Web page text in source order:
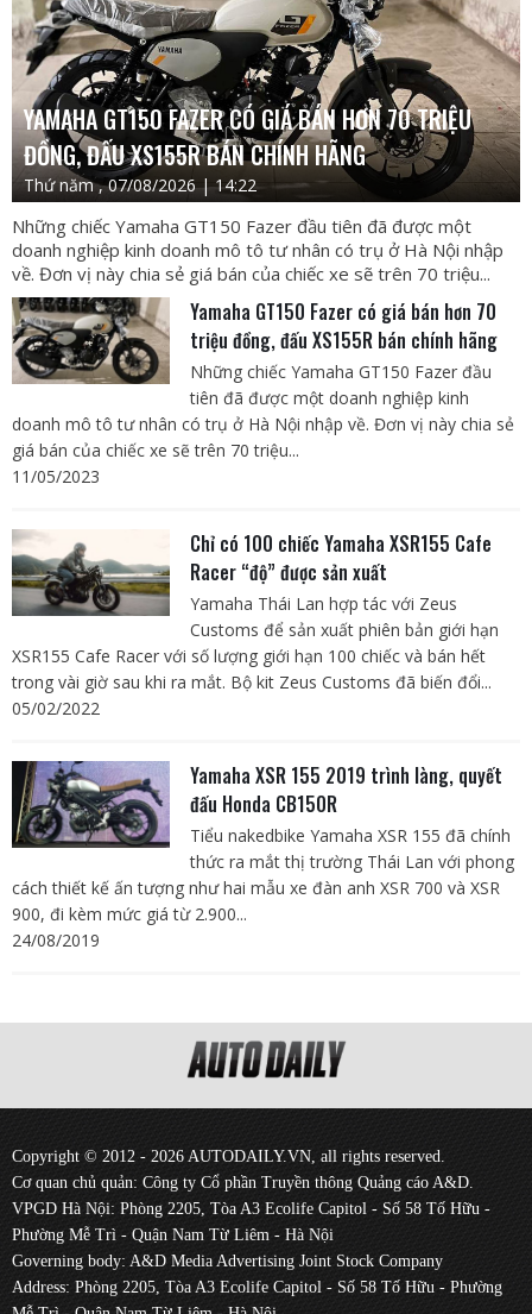
YAMAHA GT150 FAZER CÓ GIÁ BÁN HƠN 70 TRIỆU
ĐỒNG, ĐẤU XS155R BÁN CHÍNH HÃNG
Thứ năm , 07/08/2026 | 14:22
Những chiếc Yamaha GT150 Fazer đầu tiên đã được một
doanh nghiệp kinh doanh mô tô tư nhân có trụ ở Hà Nội nhập
về. Đơn vị này chia sẻ giá bán của chiếc xe sẽ trên 70 triệu...
Yamaha GT150 Fazer có giá bán hơn 70
triệu đồng, đấu XS155R bán chính hãng
Những chiếc Yamaha GT150 Fazer đầu
tiên đã được một doanh nghiệp kinh
doanh mô tô tư nhân có trụ ở Hà Nội nhập về. Đơn vị này chia sẻ
giá bán của chiếc xe sẽ trên 70 triệu...
11/05/2023
Chỉ có 100 chiếc Yamaha XSR155 Cafe
Racer “độ” được sản xuất
Yamaha Thái Lan hợp tác với Zeus
Customs để sản xuất phiên bản giới hạn
XSR155 Cafe Racer với số lượng giới hạn 100 chiếc và bán hết
trong vài giờ sau khi ra mắt. Bộ kit Zeus Customs đã biến đổi...
05/02/2022
Yamaha XSR 155 2019 trình làng, quyết
đấu Honda CB150R
Tiểu nakedbike Yamaha XSR 155 đã chính
thức ra mắt thị trường Thái Lan với phong
cách thiết kế ấn tượng như hai mẫu xe đàn anh XSR 700 và XSR
900, đi kèm mức giá từ 2.900...
24/08/2019
Copyright © 2012 - 2026 AUTODAILY.VN, all rights reserved.
Cơ quan chủ quản: Công ty Cổ phần Truyền thông Quảng cáo A&D.
VPGD Hà Nội: Phòng 2205, Tòa A3 Ecolife Capitol - Số 58 Tố Hữu -
Phường Mễ Trì - Quận Nam Từ Liêm - Hà Nội
Governing body: A&D Media Advertising Joint Stock Company
Address: Phòng 2205, Tòa A3 Ecolife Capitol - Số 58 Tố Hữu - Phường